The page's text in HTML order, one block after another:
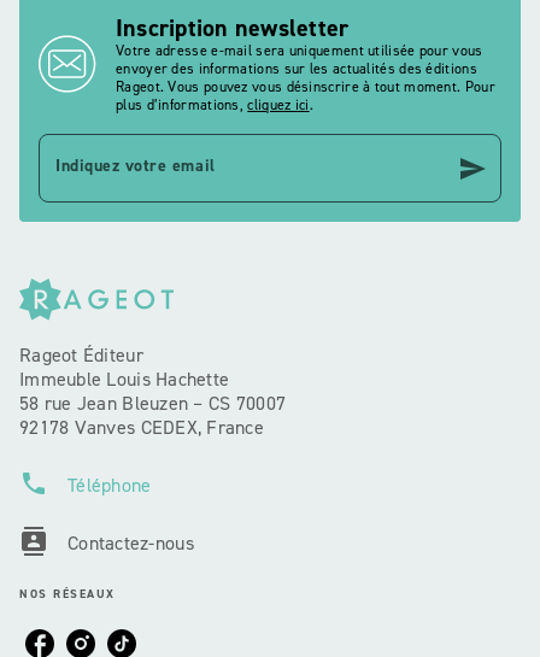
Inscription newsletter
Votre adresse e-mail sera uniquement utilisée pour vous
envoyer des informations sur les actualités des éditions
Rageot. Vous pouvez vous désinscrire à tout moment. Pour
plus d’informations,cliquez ici.
Indiquez votre email send
Rageot Éditeur
Immeuble Louis Hachette
58 rue Jean Bleuzen – CS 70007
92178 Vanves CEDEX, France
phone Téléphone
contacts Contactez-nous
NOS RÉSEAUX